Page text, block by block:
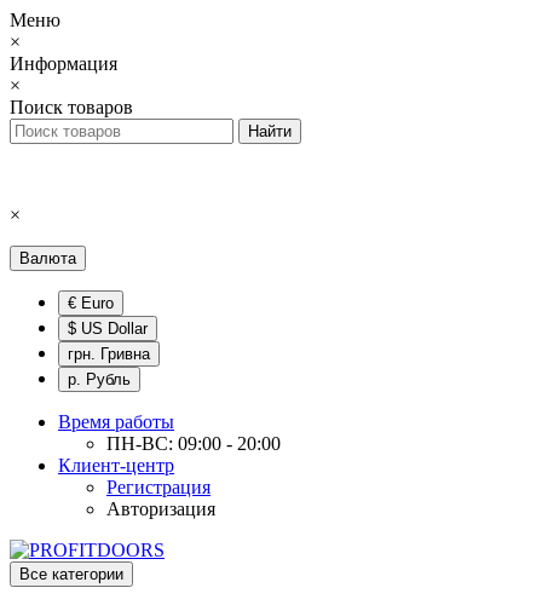
Меню
×
Информация
×
Поиск товаров
×
Валюта
€ Euro
$ US Dollar
грн. Гривна
р. Рубль
Время работы
ПН-ВС: 09:00 - 20:00
Клиент-центр
Регистрация
Авторизация
Все категории